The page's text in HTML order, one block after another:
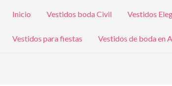
Inicio Vestidos boda Civil Vestidos
Vestidos para fiestas Vestidos de boda en